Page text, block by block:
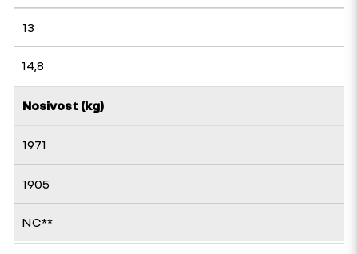
13
14,8
Nosivost (kg)
1971
1905
NC**